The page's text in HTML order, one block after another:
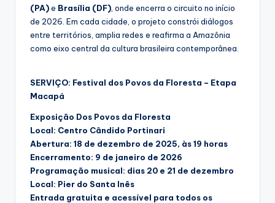
(PA)e Brasília (DF) , onde encerra o circuito no início
de 2026. Em cada cidade, o projeto constrói diálogos
entre territórios, amplia redes e reafirma a Amazônia
como eixo central da cultura brasileira contemporânea.
SERVIÇO: Festival dos Povos da Floresta – Etapa
Macapá
Exposição Dos Povos da Floresta
Local: Centro Cândido Portinari
Abertura: 18 de dezembro de 2025, às 19 horas
Encerramento: 9 de janeiro de 2026
Programação musical: dias 20 e 21 de dezembro
Local: Pier do Santa Inês
Entrada gratuita e acessível para todos os